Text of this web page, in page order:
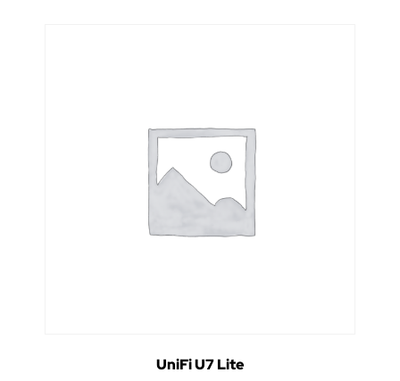
UniFi U7 Lite